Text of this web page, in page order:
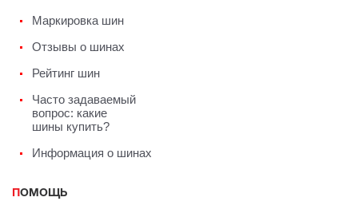
Маркировка шин
Отзывы о шинах
Рейтинг шин
Часто задаваемый
вопрос: какие
шины купить?
Информация о шинах
ПОМОЩЬ